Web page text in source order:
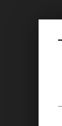
스케치
스케치